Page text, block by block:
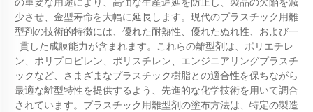
少させ、金型寿命を大幅に延長します。現代のプラスチック用離
型剤の技術的特徴には、優れた耐熱性、優れたぬれ性、および一
貫した成膜能力が含まれます。これらの離型剤は、ポリエチレ
ン、ポリプロピレン、ポリスチレン、エンジニアリングプラスチ
ックなど、さまざまなプラスチック樹脂との適合性を保ちながら
最適な離型特性を提供するよう、先進的な化学技術を用いて調合
されています。プラスチック用離型剤の塗布方法は、特定の製造